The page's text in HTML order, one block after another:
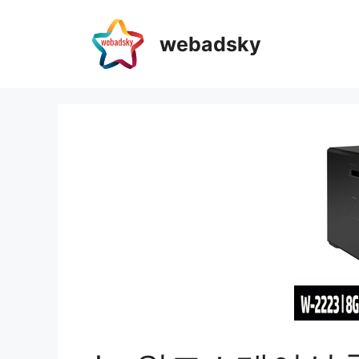
webadsky